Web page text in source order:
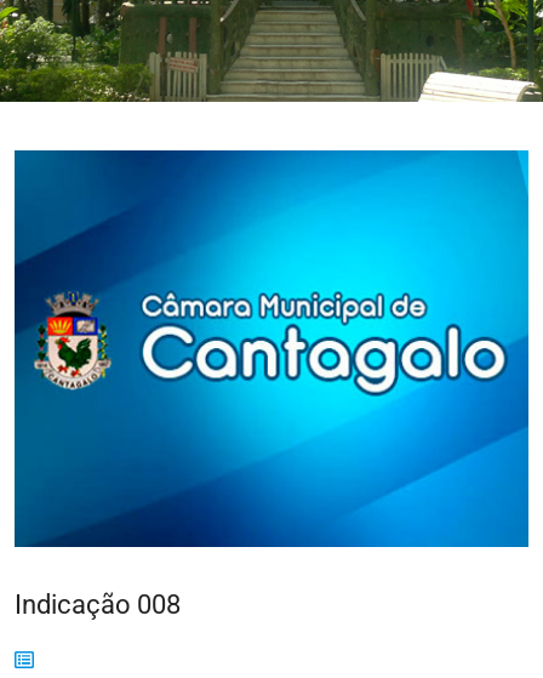
Indicação 008